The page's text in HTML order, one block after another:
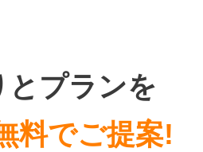
とプランを
料でご提案!